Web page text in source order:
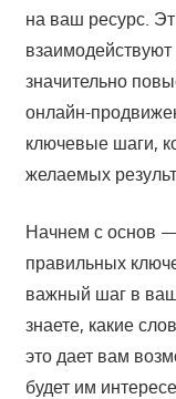
на ваш ресурс.
значительно
онлайн-
ключевые шаги,
желаемых
Начнем с основ
правильных
важный шаг в
знаете, какие
это дает вам
будет им